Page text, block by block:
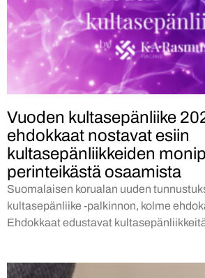
Vuoden kultasepänliike
ehdokkaat nostavat esiin
kultasepänliikkeiden
perinteikästä osaamista
Suomalaisen korualan uuden
kultasepänliike -palkinnon, kolme
Ehdokkaat edustavat